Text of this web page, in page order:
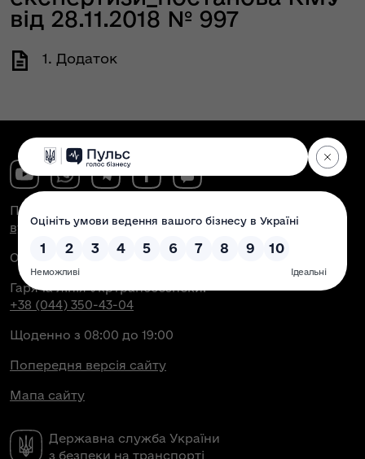
від 28.11.2018 № 997
1. Додаток
Державна служба України
з безпеки на транспорті
Поштова адреса:
вул. Антоновича, 51, м. Київ, 03150
Офіційна електронна пошта: contact@dsbt.gov.ua
Гаряча лінія Укртрансбезпеки:
+38 (044) 350-43-04
Щоденно з 08:00 до 19:00
Попередня версія сайту
Мапа сайту